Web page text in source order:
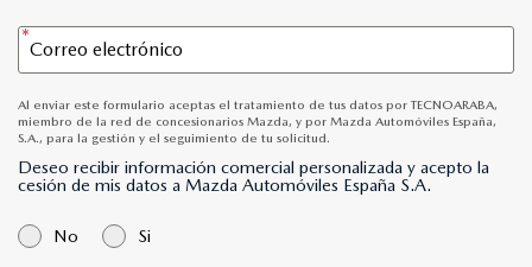
Al enviar este formulario aceptas el tratamiento de tus datos por TECNOARABA,
miembro de la red de concesionarios Mazda, y por Mazda Automóviles España,
S.A., para la gestión y el seguimiento de tu solicitud.
Deseo recibir información comercial personalizada y acepto la
cesión de mis datos a Mazda Automóviles España S.A.
No Si